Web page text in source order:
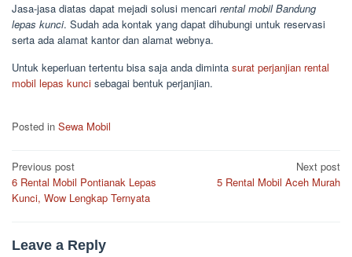
Jasa-jasa diatas dapat mejadi solusi mencari rental mobil Bandung
lepas kunci. Sudah ada kontak yang dapat dihubungi untuk reservasi
serta ada alamat kantor dan alamat webnya.
Untuk keperluan tertentu bisa saja anda diminta surat perjanjian rental
mobil lepas kunci sebagai bentuk perjanjian.
Posted in Sewa Mobil
Post
navigation
Previous post
6 Rental Mobil Pontianak Lepas
Kunci, Wow Lengkap Ternyata
Next post
5 Rental Mobil Aceh Murah
Leave a Reply